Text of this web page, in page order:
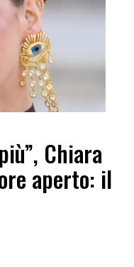
Chiara
aperto: il